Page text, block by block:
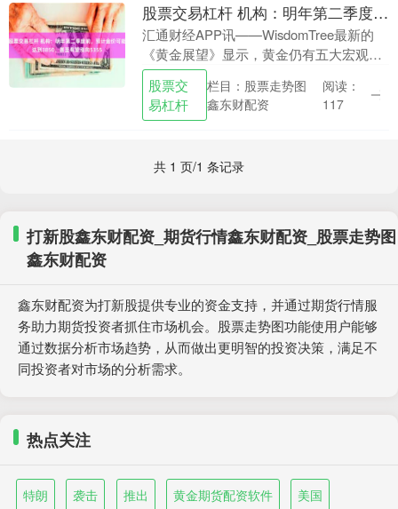
股票交易杠杆 机构：明年第二季度前，预计金价可能达到3850，甚至有望涨向5355
汇通财经APP讯——WisdomTree最新的
《黄金展望》显示，黄金仍有五大宏观驱
动因素会推高金价至历史新高，如果特朗
普政府奉行明确的美元贬值政策股票交易
杠杆，....
股票交
易杠杆
栏目：股票走势图
鑫东财配资
阅读：
117
共 1 页/1 条记录
打新股鑫东财配资_期货行情鑫东财配资_股票走势图
鑫东财配资
鑫东财配资为打新股提供专业的资金支持，并通过期货行情服
务助力期货投资者抓住市场机会。股票走势图功能使用户能够
通过数据分析市场趋势，从而做出更明智的投资决策，满足不
同投资者对市场的分析需求。
热点关注
特朗 袭击 推出 黄金期货配资软件 美国